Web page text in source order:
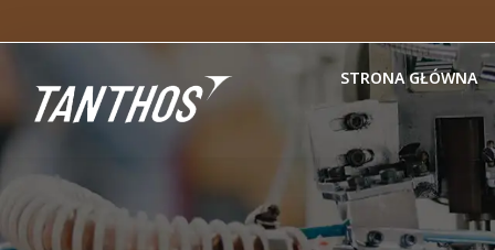
STRONA GŁÓWNA